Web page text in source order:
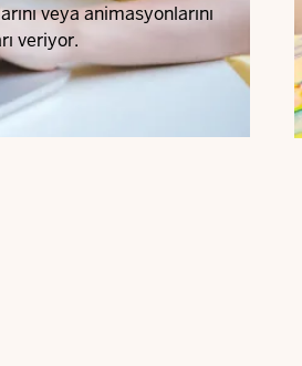
veya animasyonlarını
veriyor.